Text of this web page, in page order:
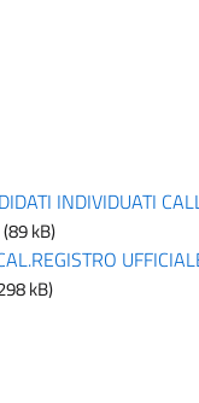
INDIVIDUATI
(89 kB)
kB)